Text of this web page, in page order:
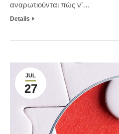
αναρωτιούνται πώς ν’…
Details
JUL
27